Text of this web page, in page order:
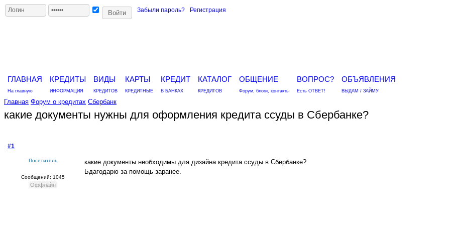
Забыли пароль? Регистрация
ГЛАВНАЯ
На главную
КРЕДИТЫ
ИНФОРМАЦИЯ
ВИДЫ
КРЕДИТОВ
КАРТЫ
КРЕДИТНЫЕ
КРЕДИТ
В БАНКАХ
КАТАЛОГ
КРЕДИТОВ
ОБЩЕНИЕ
Форум, блоги, контакты
ВОПРОС?
Есть ОТВЕТ!
ОБЪЯВЛЕНИЯ
ВЫДАМ / ЗАЙМУ
Главная Форум о кредитах Сбербанк
какие документы нужны для оформления кредита ссуды в Сбербанке?
#1
Посетитель
Сообщений: 1045
Оффлайн
какие документы необходимы для дизайна кредита ссуды в Сбербанке?
Бдагодарю за помощь заранее.